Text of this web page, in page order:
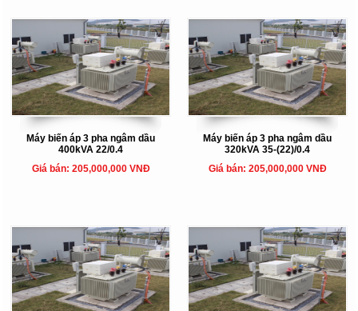
Máy biến áp 3 pha ngâm dầu
400kVA 22/0.4
Giá bán: 205,000,000 VNĐ
Máy biến áp 3 pha ngâm dầu
320kVA 35-(22)/0.4
Giá bán: 205,000,000 VNĐ